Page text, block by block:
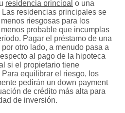
residencia principal o una
Las residencias principales se
riesgosas para los
probable que incumplas
Pagar el préstamo de una
otro lado, a menudo pasa a
al pago de la hipoteca
si el propietario tiene
equilibrar el riesgo, los
pedirán un down payment
de crédito más alta para
de inversión.